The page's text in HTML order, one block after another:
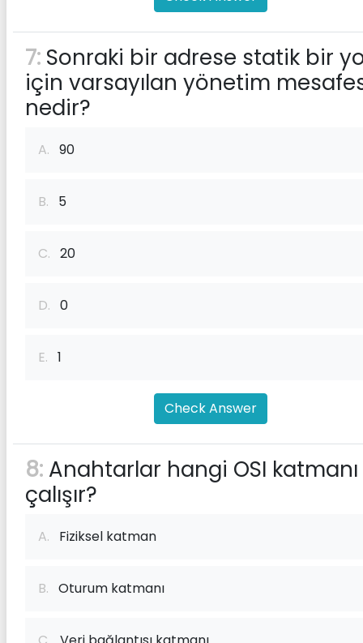
7: Sonraki bir adrese statik bir
için varsayılan yönetim
nedir?
A. 90
B. 5
C. 20
D. 0
E. 1
Check Answer
8: Anahtarlar hangi OSI katmanı
çalışır?
A. Fiziksel katman
B. Oturum katmanı